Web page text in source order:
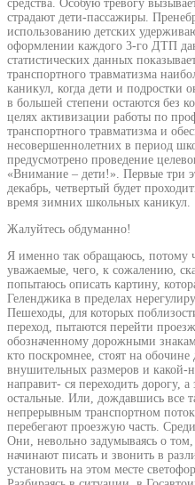
средства. Особую тревогу
страдают дети-пассажиры.
использованию детских
оформлении каждого 3-го ДТП
статистических данных
транспортного травматизма
каникул, когда дети и подростки
в большей степени остаются без
целях активизации работы по
транспортного травматизма и
несовершеннолетних в период
предусмотрено проведение
«Внимание – дети!». Первые три
декабрь, четвертый будет
время зимних школьных каникул.
Жалуйтесь обдуманно!
Я именно так обращаюсь, потому
уважаемые, чего, к сожалению,
попытаюсь описать картину,
Геленджика в пределах
Пешеходы, для которых
переход, пытаются перейти
обозначенному дорожными
кто поскромнее, стоят на обочине
внушительных размеров и какой-
направит- ся переходить дорогу,
остальные. Или, дождавшись все
непрерывным транспортном
перебегают проезжую часть.
Они, невольно задумываясь о том,
начинают писать и звонить в
установить на этом месте